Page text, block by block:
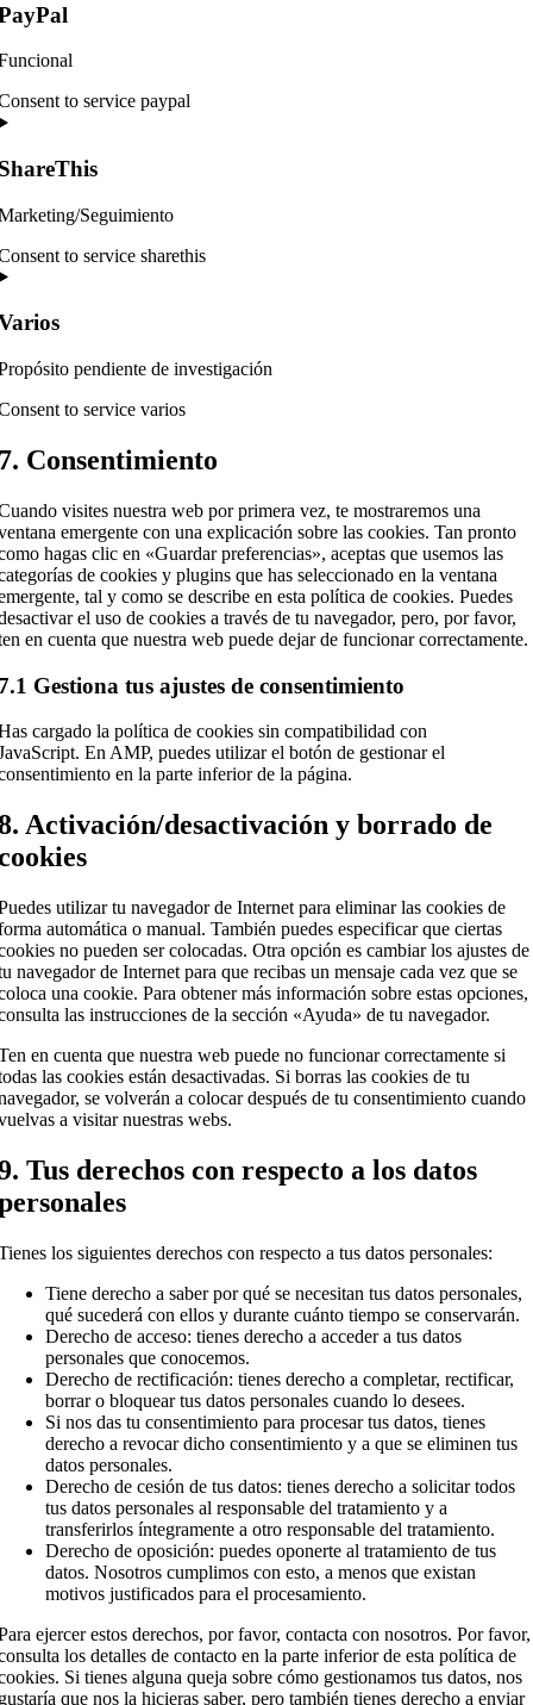
to service paypal
Seguimiento
to service sharethis
pendiente de investigación
to service varios
Consentimiento
visites nuestra web por primera vez, te mostraremos una
emergente con una explicación sobre las cookies. Tan pronto
hagas clic en «Guardar preferencias», aceptas que usemos las
de cookies y plugins que has seleccionado en la ventana
tal y como se describe en esta política de cookies. Puedes
el uso de cookies a través de tu navegador, pero, por favor,
en cuenta que nuestra web puede dejar de funcionar correctamente.
Gestiona tus ajustes de consentimiento
cargado la política de cookies sin compatibilidad con
En AMP, puedes utilizar el botón de gestionar el
en la parte inferior de la página.
Activación/desactivación y borrado de
utilizar tu navegador de Internet para eliminar las cookies de
automática o manual. También puedes especificar que ciertas
no pueden ser colocadas. Otra opción es cambiar los ajustes de
navegador de Internet para que recibas un mensaje cada vez que se
una cookie. Para obtener más información sobre estas opciones,
las instrucciones de la sección «Ayuda» de tu navegador.
en cuenta que nuestra web puede no funcionar correctamente si
las cookies están desactivadas. Si borras las cookies de tu
se volverán a colocar después de tu consentimiento cuando
a visitar nuestras webs.
Tus derechos con respecto a los datos
los siguientes derechos con respecto a tus datos personales:
Tiene derecho a saber por qué se necesitan tus datos personales,
qué sucederá con ellos y durante cuánto tiempo se conservarán.
Derecho de acceso: tienes derecho a acceder a tus datos
personales que conocemos.
Derecho de rectificación: tienes derecho a completar, rectificar,
borrar o bloquear tus datos personales cuando lo desees.
Si nos das tu consentimiento para procesar tus datos, tienes
derecho a revocar dicho consentimiento y a que se eliminen tus
datos personales.
Derecho de cesión de tus datos: tienes derecho a solicitar todos
tus datos personales al responsable del tratamiento y a
transferirlos íntegramente a otro responsable del tratamiento.
Derecho de oposición: puedes oponerte al tratamiento de tus
datos. Nosotros cumplimos con esto, a menos que existan
motivos justificados para el procesamiento.
ejercer estos derechos, por favor, contacta con nosotros. Por favor,
los detalles de contacto en la parte inferior de esta política de
Si tienes alguna queja sobre cómo gestionamos tus datos, nos
que nos la hicieras saber, pero también tienes derecho a enviar